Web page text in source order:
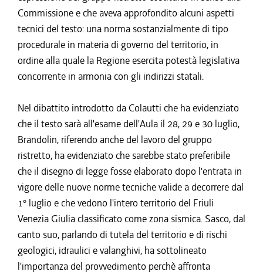
Commissione e che aveva approfondito alcuni aspetti
tecnici del testo: una norma sostanzialmente di tipo
procedurale in materia di governo del territorio, in
ordine alla quale la Regione esercita potestà legislativa
concorrente in armonia con gli indirizzi statali.
Nel dibattito introdotto da Colautti che ha evidenziato
che il testo sarà all'esame dell'Aula il 28, 29 e 30 luglio,
Brandolin, riferendo anche del lavoro del gruppo
ristretto, ha evidenziato che sarebbe stato preferibile
che il disegno di legge fosse elaborato dopo l'entrata in
vigore delle nuove norme tecniche valide a decorrere dal
1° luglio e che vedono l'intero territorio del Friuli
Venezia Giulia classificato come zona sismica. Sasco, dal
canto suo, parlando di tutela del territorio e di rischi
geologici, idraulici e valanghivi, ha sottolineato
l'importanza del provvedimento perchè affronta